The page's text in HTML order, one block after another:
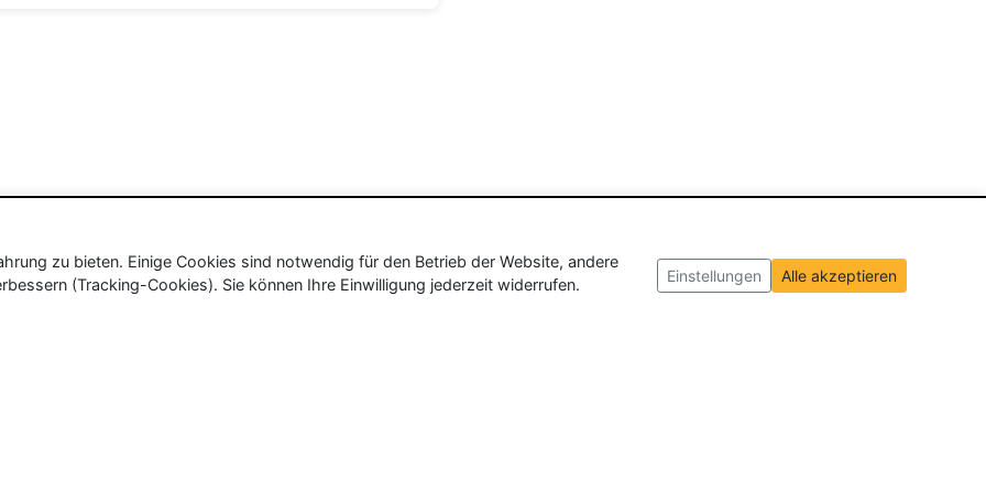
zu bieten. Einige Cookies sind notwendig für den Betrieb der Website, andere
(Tracking-Cookies). Sie können Ihre Einwilligung jederzeit widerrufen.
Einstellungen Alle akzeptieren